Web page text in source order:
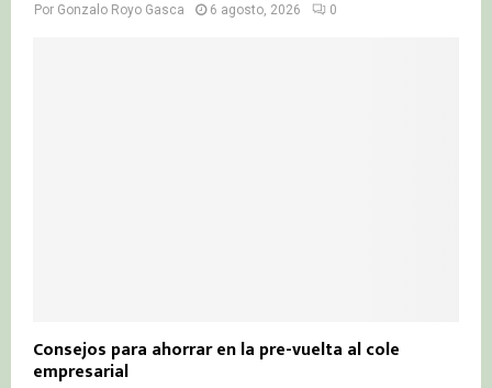
Por Gonzalo Royo Gasca 6 agosto, 2026 0
Consejos para ahorrar en la pre-vuelta al cole
empresarial